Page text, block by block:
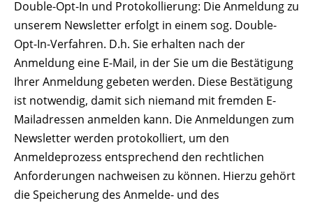
Double-Opt-In und Protokollierung: Die Anmeldung zu
unserem Newsletter erfolgt in einem sog. Double-
Opt-In-Verfahren. D.h. Sie erhalten nach der
Anmeldung eine E-Mail, in der Sie um die Bestätigung
Ihrer Anmeldung gebeten werden. Diese Bestätigung
ist notwendig, damit sich niemand mit fremden E-
Mailadressen anmelden kann. Die Anmeldungen zum
Newsletter werden protokolliert, um den
Anmeldeprozess entsprechend den rechtlichen
Anforderungen nachweisen zu können. Hierzu gehört
die Speicherung des Anmelde- und des